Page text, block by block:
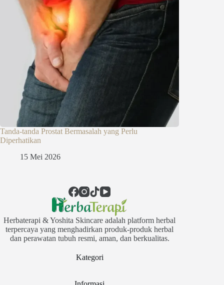
Tanda-tanda Prostat Bermasalah yang Perlu
Diperhatikan
15 Mei 2026
Herbaterapi & Yoshita Skincare adalah platform herbal
terpercaya yang menghadirkan produk-produk herbal
dan perawatan tubuh resmi, aman, dan berkualitas.
Kategori